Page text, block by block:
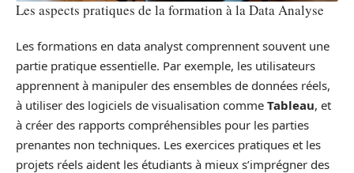
Les aspects pratiques de la formation à la Data Analyse
Les formations en data analyst comprennent souvent une
partie pratique essentielle. Par exemple, les utilisateurs
apprennent à manipuler des ensembles de données réels,
à utiliser des logiciels de visualisation comme Tableau, et
à créer des rapports compréhensibles pour les parties
prenantes non techniques. Les exercices pratiques et les
projets réels aident les étudiants à mieux s’imprégner des